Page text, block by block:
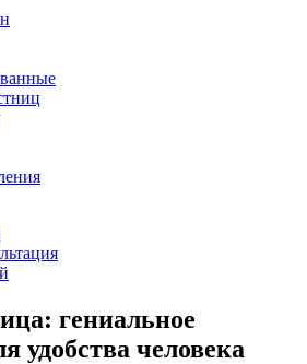
гениальное
удобства человека